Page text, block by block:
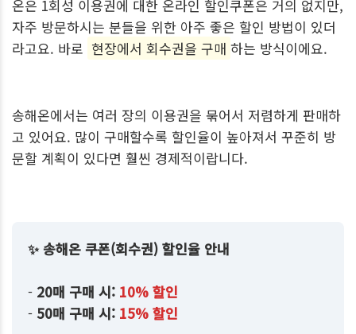
온은 1회성 이용권에 대한 온라인 할인쿠폰은 거의 없지만,
자주 방문하시는 분들을 위한 아주 좋은 할인 방법이 있더
라고요. 바로 현장에서 회수권을 구매 하는 방식이에요.
송해온에서는 여러 장의 이용권을 묶어서 저렴하게 판매하
고 있어요. 많이 구매할수록 할인율이 높아져서 꾸준히 방
문할 계획이 있다면 훨씬 경제적이랍니다.
✨ 송해온 쿠폰(회수권) 할인율 안내
- 20매 구매 시: 10% 할인
- 50매 구매 시: 15% 할인